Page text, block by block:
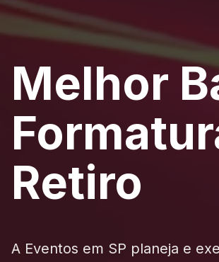
Melhor
Retiro
A Eventos em SP planeja e